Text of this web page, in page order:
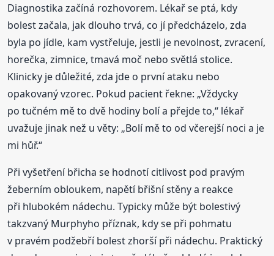
Diagnostika začíná rozhovorem. Lékař se ptá, kdy
bolest začala, jak dlouho trvá, co jí předcházelo, zda
byla po jídle, kam vystřeluje, jestli je nevolnost, zvracení,
horečka, zimnice, tmavá moč nebo světlá stolice.
Klinicky je důležité, zda jde o první ataku nebo
opakovaný vzorec. Pokud pacient řekne: „Vždycky
po tučném mě to dvě hodiny bolí a přejde to,“ lékař
uvažuje jinak než u věty: „Bolí mě to od včerejší noci a je
mi hůř.“
Při vyšetření břicha se hodnotí citlivost pod pravým
žeberním obloukem, napětí břišní stěny a reakce
při hlubokém nádechu. Typicky může být bolestivý
takzvaný Murphyho příznak, kdy se při pohmatu
v pravém podžebří bolest zhorší při nádechu. Praktický